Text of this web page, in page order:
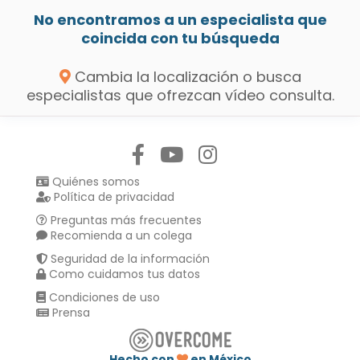
No encontramos a un especialista que
coincida con tu búsqueda
Cambia la localización o busca
especialistas que ofrezcan vídeo consulta.
Quiénes somos
Política de privacidad
Preguntas más frecuentes
Recomienda a un colega
Seguridad de la información
Como cuidamos tus datos
Condiciones de uso
Prensa